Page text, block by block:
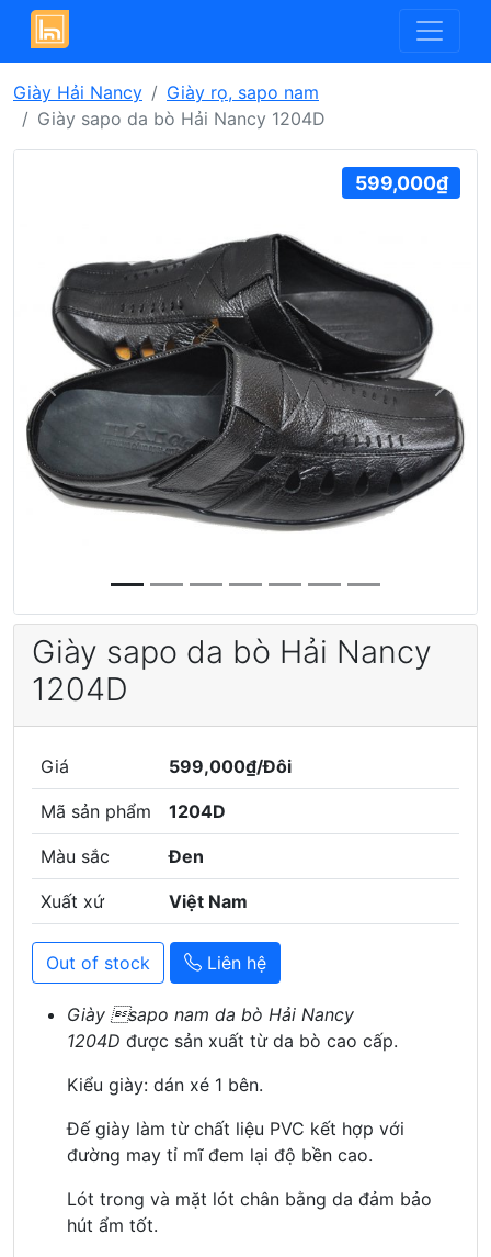
Giày Hải Nancy
Giày rọ, sapo nam
Giày sapo da bò Hải Nancy 1204D
Previous Next
599,000₫
Giày sapo da bò Hải Nancy
1204D
Giá 599,000₫/Đôi
Mã sản phẩm 1204D
Màu sắc Đen
Xuất xứ Việt Nam
Out of stock Liên hệ
Giày sapo nam da bò Hải Nancy
1204D được sản xuất từ da bò cao cấp.
Kiểu giày: dán xé 1 bên.
Đế giày làm từ chất liệu PVC kết hợp với
đường may tỉ mĩ đem lại độ bền cao.
Lót trong và mặt lót chân bằng da đảm bảo
hút ẩm tốt.